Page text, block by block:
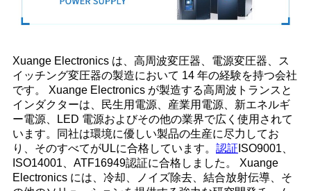
Xuange Electronics は、高周波変圧器、電源変圧器、ス
イッチング変圧器の製造において 14 年の経験を持つ会社
です。 Xuange Electronics が製造する高周波トランスと
インダクターは、民生用電源、産業用電源、新エネルギ
ー電源、LED 電源およびその他の業界で広く使用されて
います。同社は環境に優しい製品の生産に尽力してお
り、そのすべてがULに合格しています。 認証 ISO9001、
ISO14001、ATF16949認証に合格しました。 Xuange
Electronics には、冷却、ノイズ除去、結合放射伝導、そ